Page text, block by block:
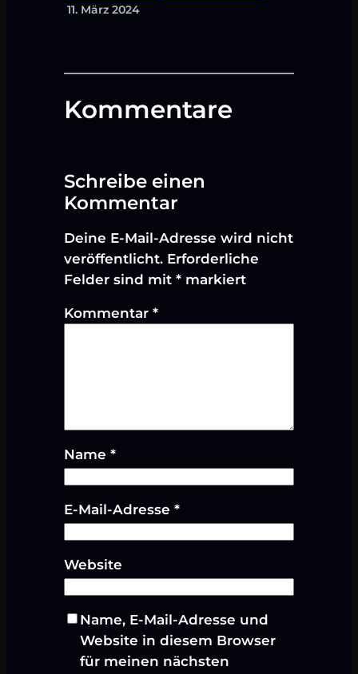
11. März 2024
Kommentare
Schreibe einen
Kommentar
Deine E-Mail-Adresse wird nicht
veröffentlicht. Erforderliche
Felder sind mit *markiert
Kommentar *
Name *
E-Mail-Adresse *
Website
Name, E-Mail-Adresse und
Website in diesem Browser
für meinen nächsten